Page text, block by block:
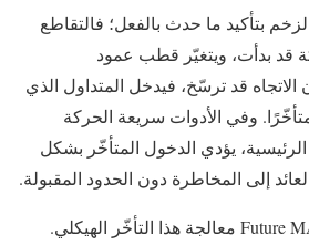
بتأكيد ما حدث بالفعل؛ فالتقاطع
قد بدأت، ويتغيّر قطب عمود
الاتجاه قد ترسّخ، فيدخل المتداول الذي
وفي الأدوات سريعة الحركة
يؤدي الدخول المتأخّر بشكل
إلى المخاطرة دون الحدود المقبولة.
يحاول مؤشر Future MACD MT4 معالجة هذا التأخّر الهيكلي.